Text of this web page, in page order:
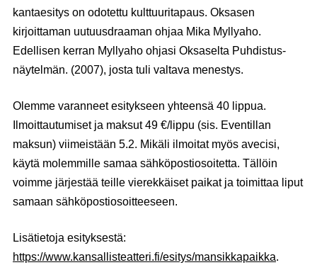
kantaesitys on odotettu kulttuuritapaus. Oksasen
kirjoittaman uutuusdraaman ohjaa Mika Myllyaho.
Edellisen kerran Myllyaho ohjasi Oksaselta Puhdistus-
näytelmän. (2007), josta tuli valtava menestys.
Olemme varanneet esitykseen yhteensä 40 lippua.
Ilmoittautumiset ja maksut 49 €/lippu (sis. Eventillan
maksun) viimeistään 5.2. Mikäli ilmoitat myös avecisi,
käytä molemmille samaa sähköpostiosoitetta. Tällöin
voimme järjestää teille vierekkäiset paikat ja toimittaa liput
samaan sähköpostiosoitteeseen.
Lisätietoja esityksestä:
https://www.kansallisteatteri.fi/esitys/mansikkapaikka.